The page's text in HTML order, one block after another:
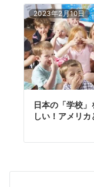
2023年2月10日
日本の「学校
しい！アメリ